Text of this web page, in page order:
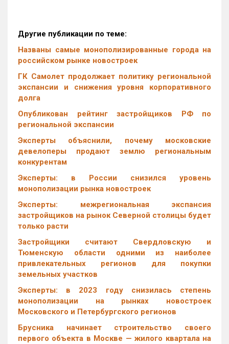
Другие публикации по теме:
Названы самые монополизированные города на
российском рынке новостроек
ГК Самолет продолжает политику региональной
экспансии и снижения уровня корпоративного
долга
Опубликован рейтинг застройщиков РФ по
региональной экспансии
Эксперты объяснили, почему московские
девелоперы продают землю региональным
конкурентам
Эксперты: в России снизился уровень
монополизации рынка новостроек
Эксперты: межрегиональная экспансия
застройщиков на рынок Северной столицы будет
только расти
Застройщики считают Свердловскую и
Тюменскую области одними из наиболее
привлекательных регионов для покупки
земельных участков
Эксперты: в 2023 году снизилась степень
монополизации на рынках новостроек
Московского и Петербургского регионов
Брусника начинает строительство своего
первого объекта в Москве — жилого квартала на